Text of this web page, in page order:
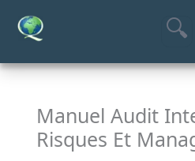
Aller
contenu
Manuel Audit
Risques Et